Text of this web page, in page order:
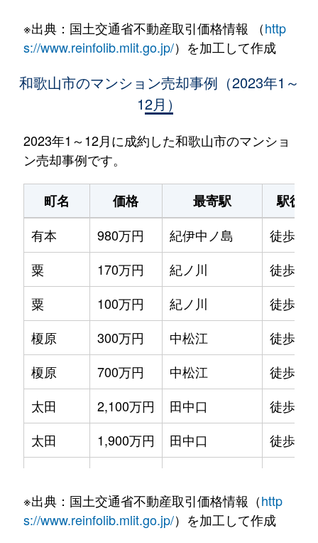
※出典：国土交通省不動産取引価格情報 （http
s://www.reinfolib.mlit.go.jp/）を加工して作成
和歌山市のマンション売却事例（2023年1～
12月）
2023年1～12月に成約した和歌山市のマンショ
ン売却事例です。
町名 価格 最寄駅
駅徒歩
有本
980万円 紀伊中ノ島
徒歩16
粟
170万円 紀ノ川
徒歩11
粟
100万円 紀ノ川
徒歩20
榎原
300万円 中松江
徒歩11
榎原
700万円 中松江
徒歩11
太田
2,100万円 田中口
徒歩3分
太田
1,900万円 田中口
徒歩3分
北島
840万円 東松江(和歌山)
徒歩19
※出典：国土交通省不動産取引価格情報（http
s://www.reinfolib.mlit.go.jp/）を加工して作成